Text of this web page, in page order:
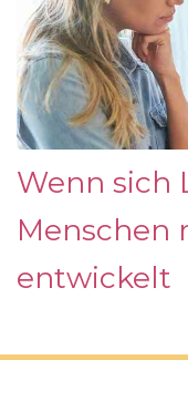
Wenn sich
Menschen
entwickelt